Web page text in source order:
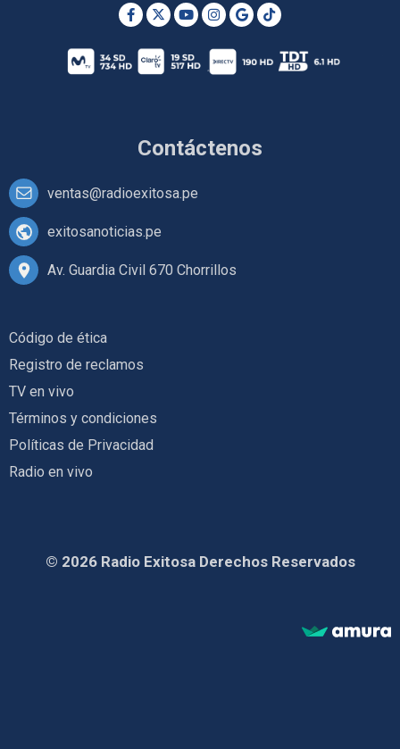
Contáctenos
ventas@radioexitosa.pe
exitosanoticias.pe
Av. Guardia Civil 670 Chorrillos
Código de ética
Registro de reclamos
TV en vivo
Términos y condiciones
Políticas de Privacidad
Radio en vivo
© 2026 Radio Exitosa Derechos Reservados